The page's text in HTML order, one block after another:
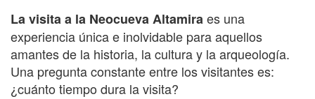
La visita a la Neocueva Altamiraes una
experiencia única e inolvidable para aquellos
amantes de la historia, la cultura y la arqueología.
Una pregunta constante entre los visitantes es:
¿cuánto tiempo dura la visita?